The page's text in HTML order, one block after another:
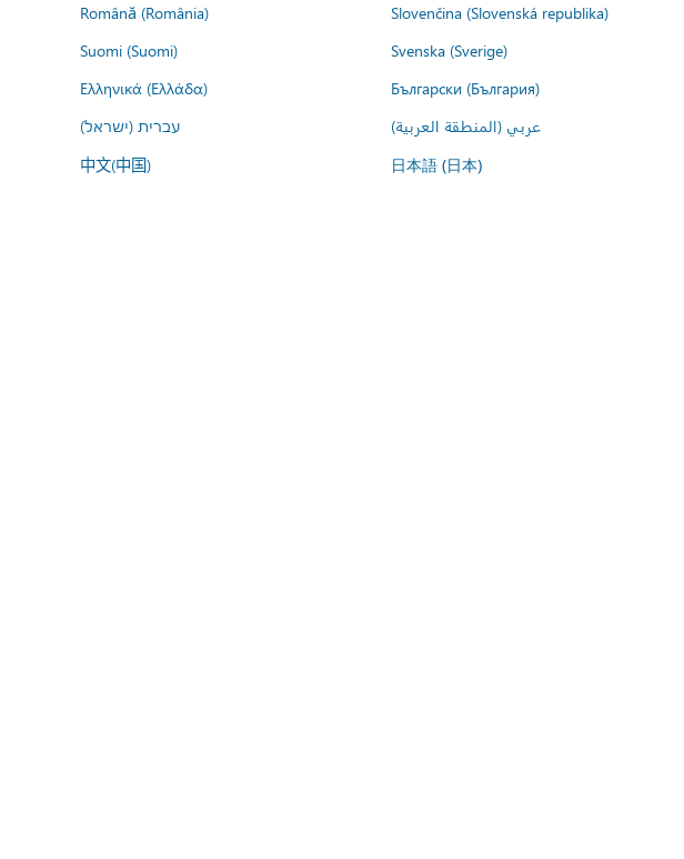
Română (România)
Slovenčina (Slovenská republika)
Suomi (Suomi)
Svenska (Sverige)
Ελληνικά (Ελλάδα)
Български (България)
עברית (ישראל)
عربي (المنطقة العربية)
中文(中国) 日本語 (日本)